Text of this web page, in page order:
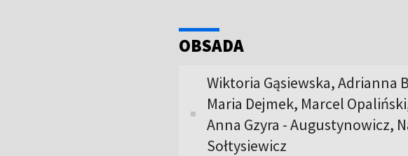
OBSADA
Wiktoria Gąsiewska, Adrianna
Maria Dejmek, Marcel
Anna Gzyra - Augustynowicz,
Sołtysiewicz